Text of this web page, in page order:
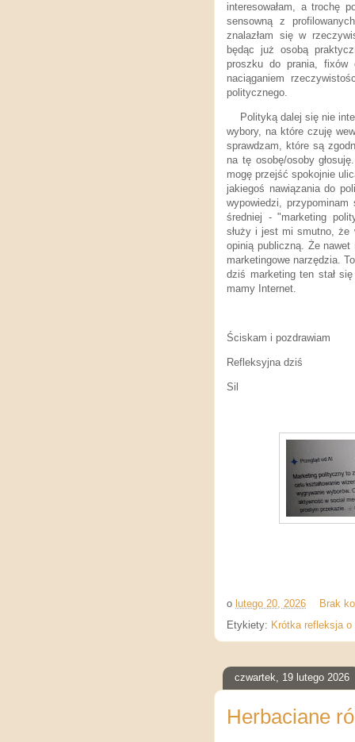
interesowałam, a trochę
sensowną z
znalazłam się w
będąc już osobą
proszku do prania,
naciąganiem
politycznego.
Polityką dalej się nie
wybory, na które czuję
sprawdzam, które są
na tę osobę/osoby
mogę przejść spokojnie
jakiegoś nawiązania do
wypowiedzi,
średniej - "marketing
służy i jest mi smutno, że
opinią publiczną. Że nawet
marketingowe narzędzia.
dziś marketing ten stał
mamy Internet.
Ściskam i pozdrawiam
Refleksyjna dziś
Sil
o lutego 20, 2026
Brak
Etykiety: Krótka refleksja
czwartek, 19 lutego 2026
Herbaciane